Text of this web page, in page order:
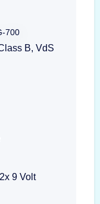
B, VdS
9 Volt